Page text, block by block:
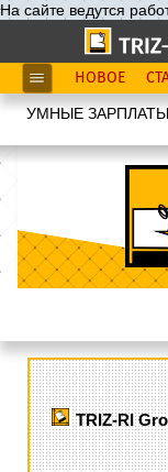
На сайте ведутся
НОВОЕ
УМНЫЕ ЗАРПЛАТЫ
TRIZ-RI